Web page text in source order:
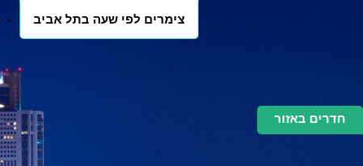
חדרים באזור
צימרים לפי שעה בתל אביב